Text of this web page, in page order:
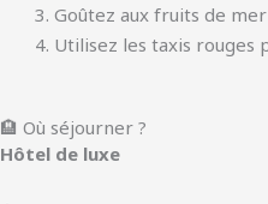
Goûtez aux fruits de
Utilisez les taxis rouges
🏨 Où séjourner ?
Hôtel de luxe